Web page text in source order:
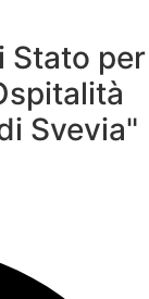
Stato per
Svevia"